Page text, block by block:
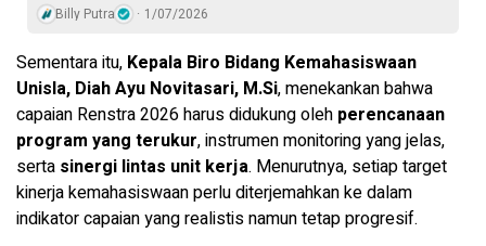
Billy Putra 1/07/2026
Sementara itu, Kepala Biro Bidang Kemahasiswaan
Unisla, Diah Ayu Novitasari, M.Si, menekankan bahwa
capaian Renstra 2026 harus didukung oleh perencanaan
program yang terukur, instrumen monitoring yang jelas,
serta sinergi lintas unit kerja. Menurutnya, setiap target
kinerja kemahasiswaan perlu diterjemahkan ke dalam
indikator capaian yang realistis namun tetap progresif.